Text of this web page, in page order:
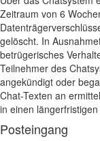
Zeitraum von 6
gelöscht. In
betrügerisches
Teilnehmer des
angekündigt oder
Chat-Texten an
in einen
Posteingang